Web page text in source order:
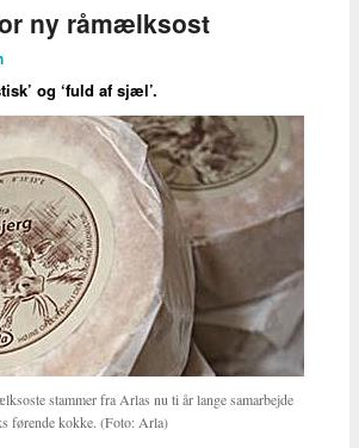
ny råmælksost
og ‘fuld af sjæl’.
stammer fra Arlas nu ti år lange samarbejde
førende kokke. (Foto: Arla)